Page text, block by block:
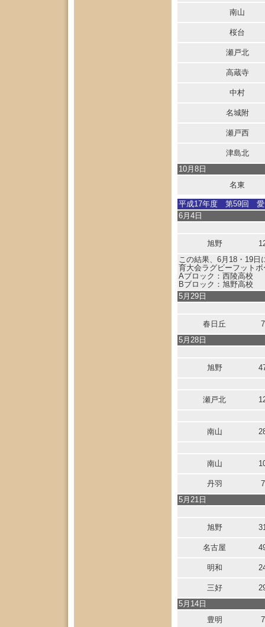
南山
桜台
瀬戸北
高蔵寺
中村
名城附
瀬戸西
津島北
10月8日
名東
平成17年度 第59回 愛
6月4日
旭野
この結果、6月18・19日
育大会ラグビーフット
Aブロック：西陵高校
Bブロック：旭野高校
5月29日
春日丘
7
5月28日
旭野
瀬戸北
南山
南山
丹羽
7
5月21日
旭野
名古屋
明和
三好
5月14日
豊明
7